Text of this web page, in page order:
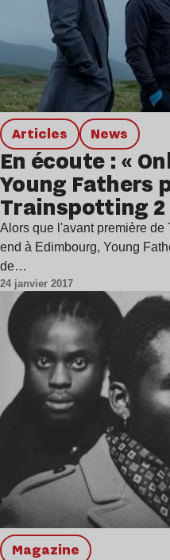
Articles news
En écoute : «
Young Fathers
Trainspotting 2
Alors que l'avant première
end à Edimbourg, Young
de…
24 janvier 2017
magazine